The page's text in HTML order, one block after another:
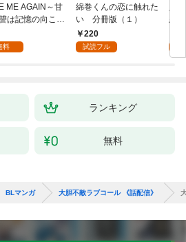
ME AGAIN～甘
は記憶の向こう
全年齢版】(1)
料
綿巻くんの恋に触れた
い 分冊版（１）
220
試読フル
悪
ランキング
無料
BLマンガ 大胆不敵ラブコール 《話配信》